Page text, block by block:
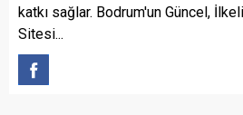
katkı sağlar. Bodrum'un Güncel,
Sitesi...